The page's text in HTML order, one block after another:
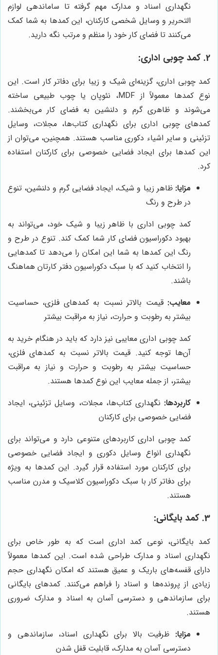
نگهداری اسناد و مدارک مهم گرفته تا ساماندهی لوازم
التحریر و وسایل شخصی کارکنان، این کمدها به شما کمک
می‌کنند تا فضای کار خود را منظم و مرتب نگه دارید.
2. کمد چوبی اداری:
کمد چوبی اداری، گزینه‌ای شیک و زیبا برای دفاتر کار است. این
نوع کمدها معمولاً از MDF، نئوپان یا چوب طبیعی ساخته
می‌شوند و ظاهری گرم و دلنشین به فضای کار می‌بخشند.
کمدهای چوبی اداری برای نگهداری کتاب‌ها، مجلات، وسایل
تزئینی و سایر اشیاء دکوری مناسب هستند. همچنین، می‌توان از
این کمدها برای ایجاد فضایی خصوصی برای کارکنان استفاده
کرد.
مزایا: ظاهر زیبا و شیک، ایجاد فضایی گرم و دلنشین، تنوع
در طرح و رنگ
کمد چوبی اداری با ظاهر زیبا و شیک خود، می‌تواند به
بهبود دکوراسیون فضای کار شما کمک کند. تنوع در طرح و
رنگ این کمدها به شما این امکان را می‌دهد تا کمدهایی
را انتخاب کنید که با سبک دکوراسیون دفتر کارتان هماهنگ
باشند.
معایب: قیمت بالاتر نسبت به کمدهای فلزی، حساسیت
بیشتر به رطوبت و حرارت، نیاز به مراقبت بیشتر
کمد چوبی اداری معایبی نیز دارد که باید در هنگام خرید به
آن‌ها توجه کنید. قیمت بالاتر نسبت به کمدهای فلزی،
حساسیت بیشتر به رطوبت و حرارت و نیاز به مراقبت
بیشتر، از جمله معایب این نوع کمدها هستند.
کاربردها: نگهداری کتاب‌ها، مجلات، وسایل تزئینی، ایجاد
فضایی خصوصی برای کارکنان
کمد چوبی اداری کاربردهای متنوعی دارد و می‌تواند برای
نگهداری انواع وسایل دکوری و ایجاد فضایی خصوصی
برای کارکنان مورد استفاده قرار گیرد. این کمدها به ویژه
برای دفاتر کار با سبک دکوراسیون کلاسیک و مدرن مناسب
هستند.
3. کمد بایگانی:
کمد بایگانی، نوعی کمد اداری است که به طور خاص برای
نگهداری اسناد و مدارک طراحی شده است. این کمدها معمولاً
دارای قفسه‌های باریک و عمیق هستند که امکان نگهداری حجم
زیادی از پرونده‌ها و اسناد را فراهم می‌کنند. کمدهای بایگانی
برای سازماندهی و دسترسی آسان به اسناد و مدارک ضروری
هستند.
مزایا: ظرفیت بالا برای نگهداری اسناد، سازماندهی و
دسترسی آسان به مدارک، قابلیت قفل شدن